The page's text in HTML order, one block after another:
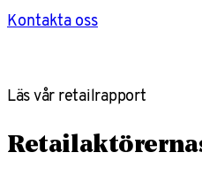
Kontakta oss
Läs vår retailrapport